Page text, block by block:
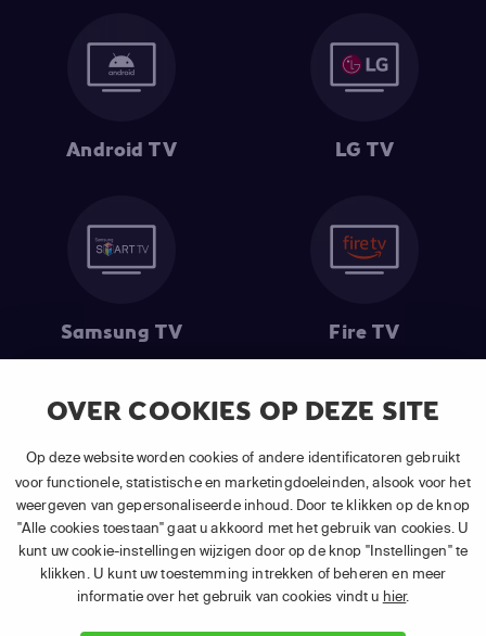
OVER COOKIES OP DEZE SITE
Op deze website worden cookies of andere identificatoren gebruikt
voor functionele, statistische en marketingdoeleinden, alsook voor het
weergeven van gepersonaliseerde inhoud. Door te klikken op de knop
"Alle cookies toestaan" gaat u akkoord met het gebruik van cookies. U
kunt uw cookie-instellingen wijzigen door op de knop "Instellingen" te
klikken. U kunt uw toestemming intrekken of beheren en meer
informatie over het gebruik van cookies vindt u hier.
Android TV LG TV
Samsung TV Fire TV
(1) De eerste 30 dagen gratis: Geldig op alle nieuwe abonnementen
van APP TV Light, Basic of Plus.
(2) Prijs abonnement : Incl. BTW.
(3) Restart & Replayis beschikbaar voorvolgende zendersafhankelijk
van je gekozen pakket.